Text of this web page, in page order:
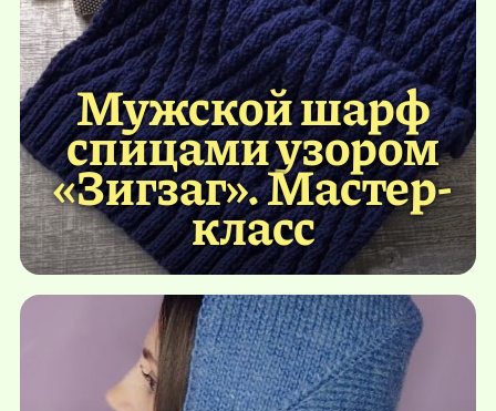
Мужской шарф
спицами узором
«Зигзаг». Мастер-
класс